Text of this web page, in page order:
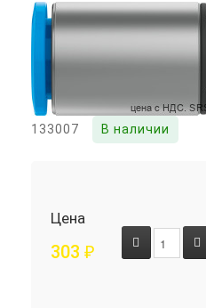
133007 В наличии
Цена
303 ₽